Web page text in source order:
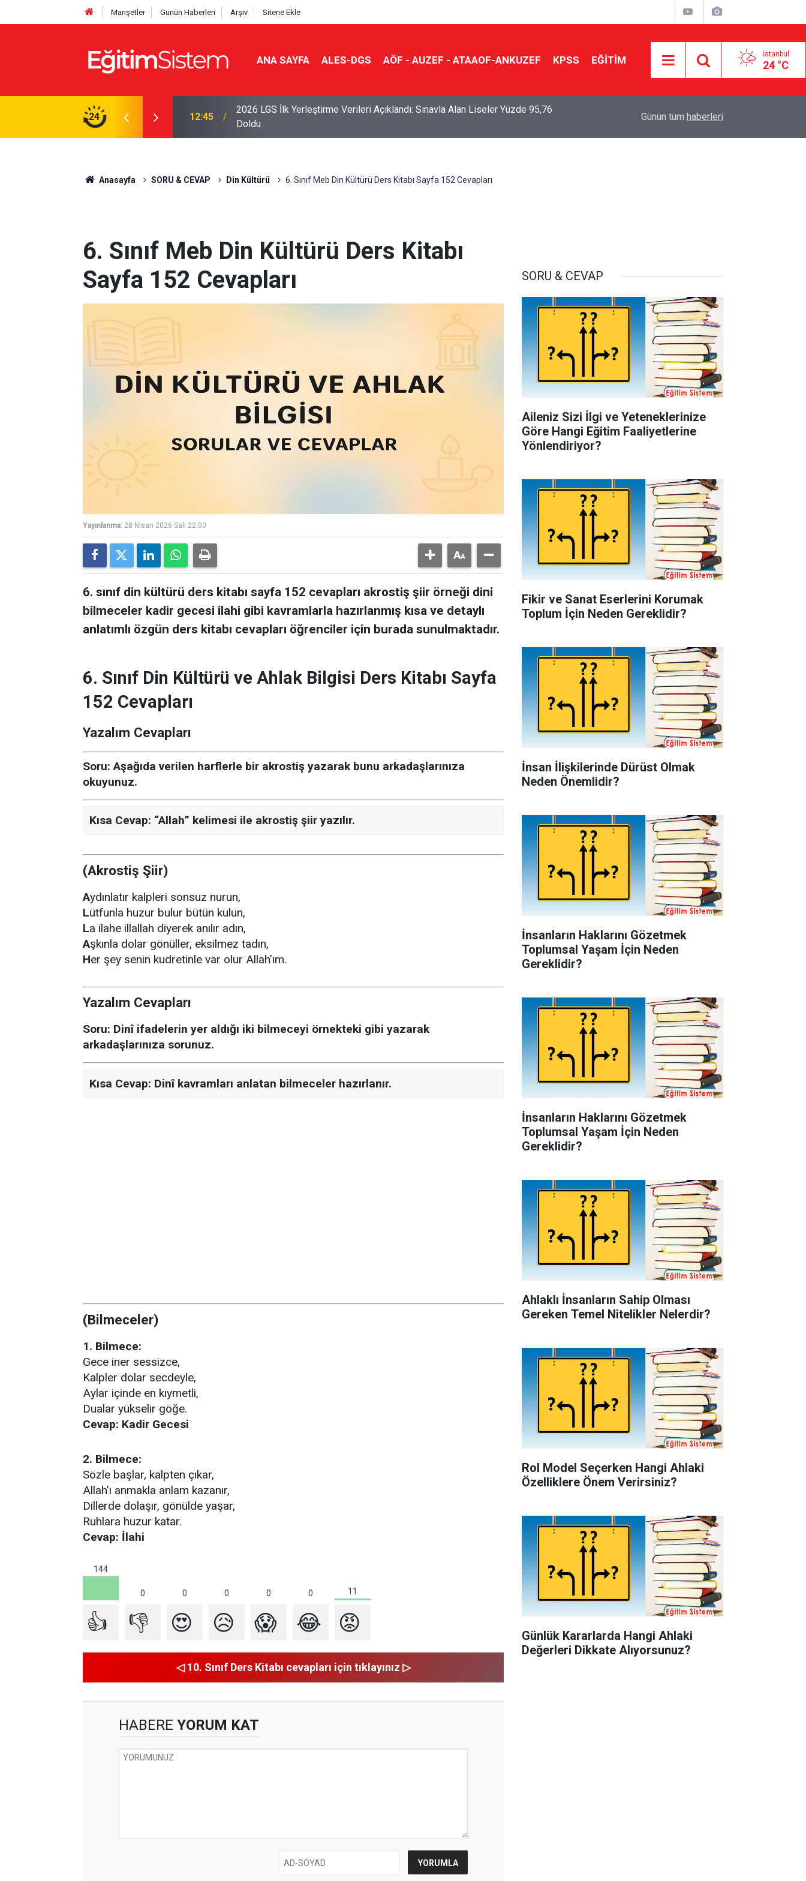
Manşetler Günün Haberleri Arşiv Sitene Ekle
ANA SAYFA ALES-DGS AÖF - AUZEF - ATAAOF-ANKUZEF KPSS EĞİTİM İstanbul
24 °C
24
Belli Oldu: İki Program 500 Puanla
12:45
2026 LGS İlk Yerleştirme Verileri Açıklandı: Sınavla Alan Liseler Yüzde 95,76
Doldu
Tercihine Yerleşti
Günün tüm haberleri
Anasayfa SORU & CEVAP Din Kültürü 6. Sınıf Meb Din Kültürü Ders Kitabı Sayfa 152 Cevapları
6. Sınıf Meb Din Kültürü Ders Kitabı
Sayfa 152 Cevapları
Yayınlanma: 28 Nisan 2026 Salı 22:00
6. sınıf din kültürü ders kitabı sayfa 152 cevapları akrostiş şiir örneği dini
bilmeceler kadir gecesi ilahi gibi kavramlarla hazırlanmış kısa ve detaylı
anlatımlı özgün ders kitabı cevapları öğrenciler için burada sunulmaktadır.
6. Sınıf Din Kültürü ve Ahlak Bilgisi Ders Kitabı Sayfa
152 Cevapları
Yazalım Cevapları
Soru: Aşağıda verilen harflerle bir akrostiş yazarak bunu arkadaşlarınıza
okuyunuz.
Kısa Cevap: “Allah” kelimesi ile akrostiş şiir yazılır.
(Akrostiş Şiir)
Aydınlatır kalpleri sonsuz nurun,
Lütfunla huzur bulur bütün kulun,
La ilahe illallah diyerek anılır adın,
Aşkınla dolar gönüller, eksilmez tadın,
Her şey senin kudretinle var olur Allah’ım.
Yazalım Cevapları
Soru: Dinî ifadelerin yer aldığı iki bilmeceyi örnekteki gibi yazarak
arkadaşlarınıza sorunuz.
Kısa Cevap: Dinî kavramları anlatan bilmeceler hazırlanır.
(Bilmeceler)
1. Bilmece:
Gece iner sessizce,
Kalpler dolar secdeyle,
Aylar içinde en kıymetli,
Dualar yükselir göğe.
Cevap: Kadir Gecesi
2. Bilmece:
Sözle başlar, kalpten çıkar,
Allah’ı anmakla anlam kazanır,
Dillerde dolaşır, gönülde yaşar,
Ruhlara huzur katar.
Cevap: İlahi
144
0 0 0 0 0 11
👍 👎 😍 😥 😱 😂 😡
◁ 10. Sınıf Ders Kitabı cevapları için tıklayınız ▷
HABERE YORUM KAT
SORU & CEVAP
Aileniz Sizi İlgi ve Yeteneklerinize
Göre Hangi Eğitim Faaliyetlerine
Yönlendiriyor?
Fikir ve Sanat Eserlerini Korumak
Toplum İçin Neden Gereklidir?
İnsan İlişkilerinde Dürüst Olmak
Neden Önemlidir?
İnsanların Haklarını Gözetmek
Toplumsal Yaşam İçin Neden
Gereklidir?
İnsanların Haklarını Gözetmek
Toplumsal Yaşam İçin Neden
Gereklidir?
Ahlaklı İnsanların Sahip Olması
Gereken Temel Nitelikler Nelerdir?
Rol Model Seçerken Hangi Ahlaki
Özelliklere Önem Verirsiniz?
Günlük Kararlarda Hangi Ahlaki
Değerleri Dikkate Alıyorsunuz?